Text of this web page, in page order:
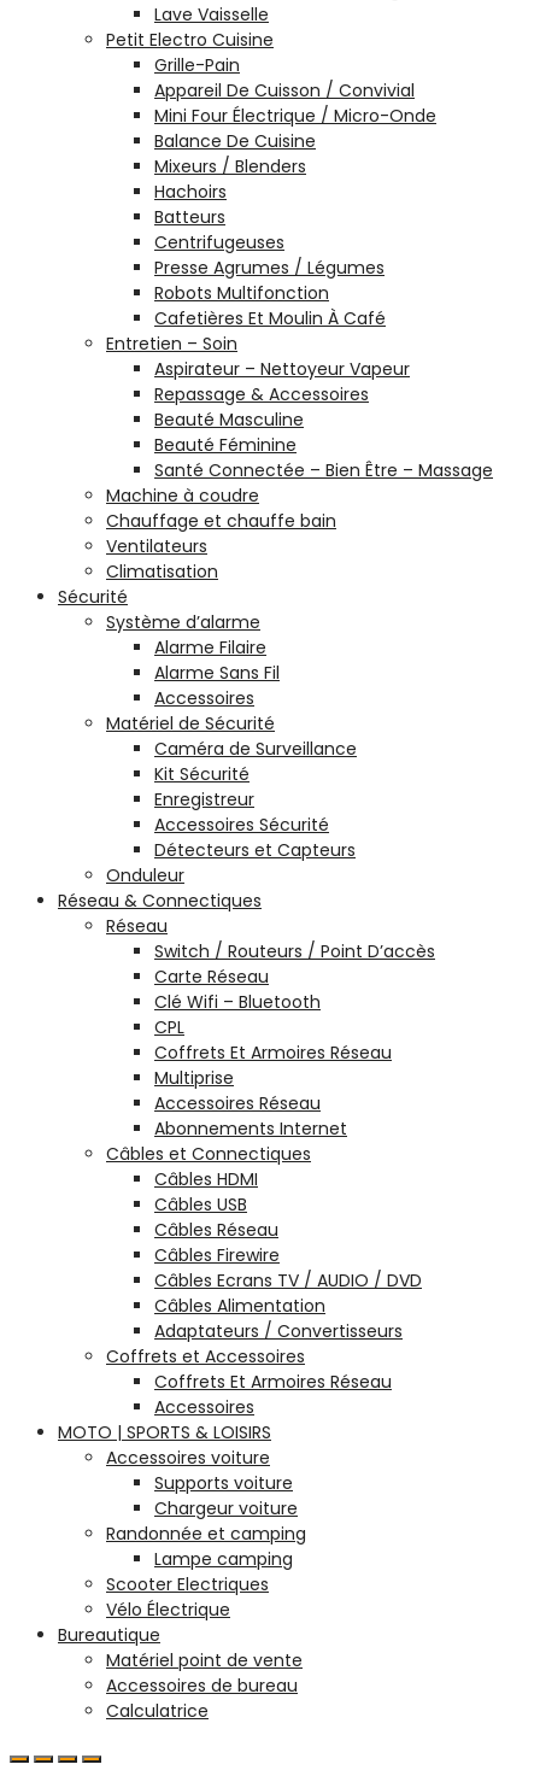
Lave Vaisselle
Petit Electro Cuisine
Grille-Pain
Appareil De Cuisson / Convivial
Mini Four Électrique / Micro-Onde
Balance De Cuisine
Mixeurs / Blenders
Hachoirs
Batteurs
Centrifugeuses
Presse Agrumes / Légumes
Robots Multifonction
Cafetières Et Moulin À Café
Entretien – Soin
Aspirateur – Nettoyeur Vapeur
Repassage & Accessoires
Beauté Masculine
Beauté Féminine
Santé Connectée – Bien Être – Massage
Machine à coudre
Chauffage et chauffe bain
Ventilateurs
Climatisation
Sécurité
Système d’alarme
Alarme Filaire
Alarme Sans Fil
Accessoires
Matériel de Sécurité
Caméra de Surveillance
Kit Sécurité
Enregistreur
Accessoires Sécurité
Détecteurs et Capteurs
Onduleur
Réseau & Connectiques
Réseau
Switch / Routeurs / Point D’accès
Carte Réseau
Clé Wifi – Bluetooth
CPL
Coffrets Et Armoires Réseau
Multiprise
Accessoires Réseau
Abonnements Internet
Câbles et Connectiques
Câbles HDMI
Câbles USB
Câbles Réseau
Câbles Firewire
Câbles Ecrans TV / AUDIO / DVD
Câbles Alimentation
Adaptateurs / Convertisseurs
Coffrets et Accessoires
Coffrets Et Armoires Réseau
Accessoires
MOTO | SPORTS & LOISIRS
Accessoires voiture
Supports voiture
Chargeur voiture
Randonnée et camping
Lampe camping
Scooter Electriques
Vélo Électrique
Bureautique
Matériel point de vente
Accessoires de bureau
Calculatrice